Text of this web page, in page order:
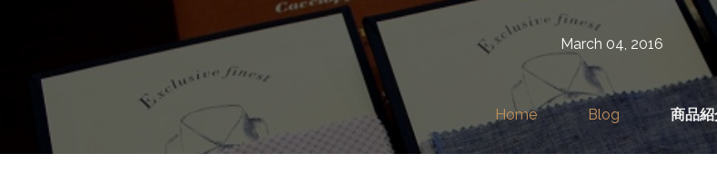
March 04, 2016
Home Blog 商品紹